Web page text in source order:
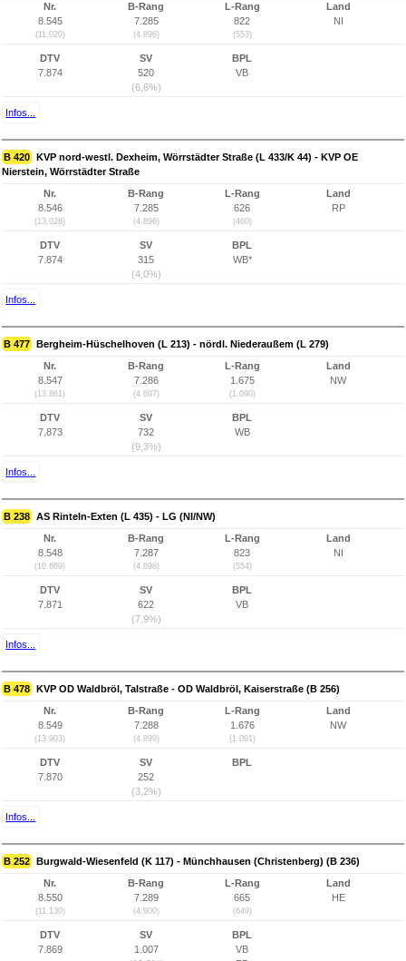
Nr.
8.545
(11.020)
B-Rang
7.285
(4.896)
L-Rang
822
(553)
Land
NI
DTV
7.874
SV
520
(6,6%)
BPL
VB
Infos...
B 420 KVP nord-westl. Dexheim, Wörrstädter Straße (L 433/K 44) - KVP OE
Nierstein, Wörrstädter Straße
Nr.
8.546
(13.028)
B-Rang
7.285
(4.896)
L-Rang
626
(460)
Land
RP
DTV
7.874
SV
315
(4,0%)
BPL
WB*
Infos...
B 477 Bergheim-Hüschelhoven (L 213) - nördl. Niederaußem (L 279)
Nr.
8.547
(13.861)
B-Rang
7.286
(4.897)
L-Rang
1.675
(1.090)
Land
NW
DTV
7.873
SV
732
(9,3%)
BPL
WB
Infos...
B 238 AS Rinteln-Exten (L 435) - LG (NI/NW)
Nr.
8.548
(10.669)
B-Rang
7.287
(4.898)
L-Rang
823
(554)
Land
NI
DTV
7.871
SV
622
(7,9%)
BPL
VB
Infos...
B 478 KVP OD Waldbröl, Talstraße - OD Waldbröl, Kaiserstraße (B 256)
Nr.
8.549
(13.903)
B-Rang
7.288
(4.899)
L-Rang
1.676
(1.091)
Land
NW
DTV
7.870
SV
252
(3,2%)
BPL
Infos...
B 252 Burgwald-Wiesenfeld (K 117) - Münchhausen (Christenberg) (B 236)
Nr.
8.550
(11.130)
B-Rang
7.289
(4.900)
L-Rang
665
(649)
Land
HE
DTV
7.869
SV
1.007
BPL
VB